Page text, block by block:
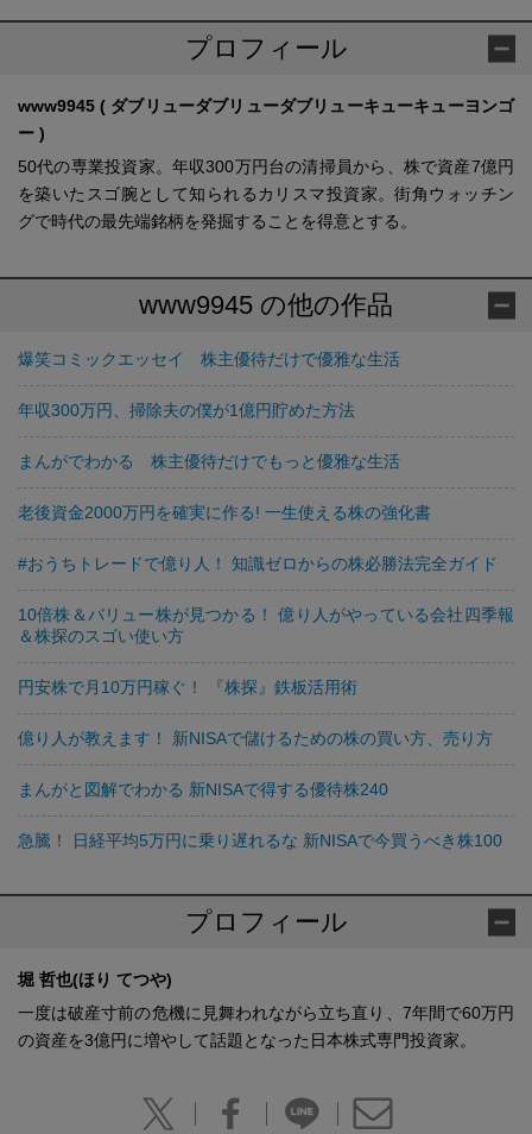
プロフィール
www9945 ( ダブリューダブリューダブリューキューキューヨンゴ
ー )
50代の専業投資家。年収300万円台の清掃員から、株で資産7億円
を築いたスゴ腕として知られるカリスマ投資家。街角ウォッチン
グで時代の最先端銘柄を発掘することを得意とする。
www9945 の他の作品
爆笑コミックエッセイ 株主優待だけで優雅な生活
年収300万円、掃除夫の僕が1億円貯めた方法
まんがでわかる 株主優待だけでもっと優雅な生活
老後資金2000万円を確実に作る! 一生使える株の強化書
#おうちトレードで億り人！ 知識ゼロからの株必勝法完全ガイド
10倍株＆バリュー株が見つかる！ 億り人がやっている会社四季報
＆株探のスゴい使い方
円安株で月10万円稼ぐ！ 『株探』鉄板活用術
億り人が教えます！ 新NISAで儲けるための株の買い方、売り方
まんがと図解でわかる 新NISAで得する優待株240
急騰！ 日経平均5万円に乗り遅れるな 新NISAで今買うべき株100
プロフィール
堀 哲也(ほり てつや)
一度は破産寸前の危機に見舞われながら立ち直り、7年間で60万円
の資産を3億円に増やして話題となった日本株式専門投資家。